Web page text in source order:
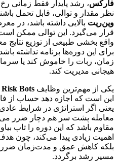
فارکس، رشد پایدار فقط زمانی
نظر مقدار و توالی، قابل تحمل
وین‌ریت بالایی داشته باشد، در
قرار می‌گیرد. این توالی ممکن
واقع بخشی طبیعی از توزیع نتایج
برای این دوره‌ها برنامه نداشته
زمان، ربات را خاموش کند یا
هیجانی مدیریت کند.
یکی از مهم‌ترین وظایف Bots
این است که اجازه دهد حساب از
معامله پشت سر هم دچار ضرر
مقاوم باشد که این دوره را تاب
اهمیت زیادی پیدا می‌کند، چون
بلکه کاهش عمق و مدت‌زمان ضرر
مسیر رشد برگردد.